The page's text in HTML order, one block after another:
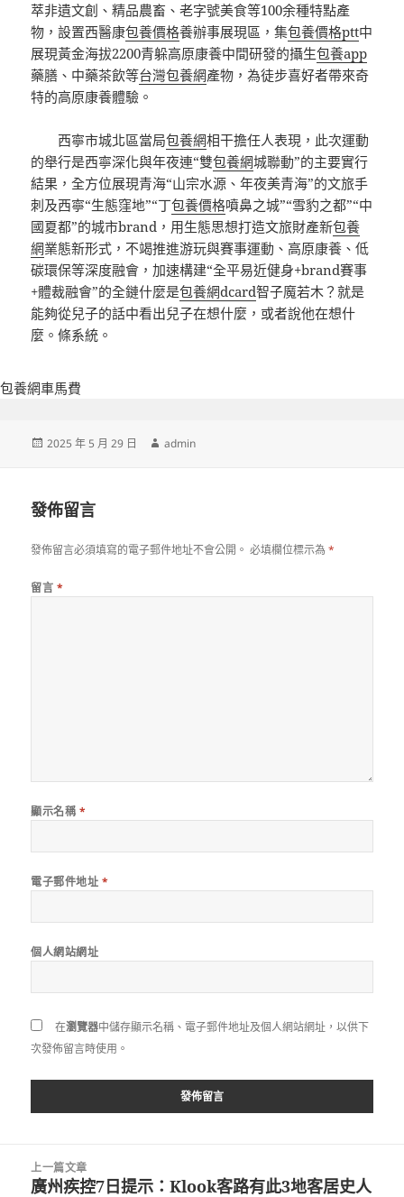
萃非遺文創、精品農畜、老字號美食等100余種特點產
物，設置西醫康包養價格養辦事展現區，集包養價格ptt中
展現黃金海拔2200青躲高原康養中間研發的攝生包養app
藥膳、中藥茶飲等台灣包養網產物，為徒步喜好者帶來奇
特的高原康養體驗。
西寧市城北區當局包養網相干擔任人表現，此次運動
的舉行是西寧深化與年夜連“雙包養網城聯動”的主要實行
結果，全方位展現青海“山宗水源、年夜美青海”的文旅手
刺及西寧“生態窪地”“丁包養價格噴鼻之城”“雪豹之都”“中
國夏都”的城市brand，用生態思想打造文旅財產新包養
網業態新形式，不竭推進游玩與賽事運動、高原康養、低
碳環保等深度融會，加速構建“全平易近健身+brand賽事
+體裁融會”的全鏈什麼是包養網dcard智子魔若木？就是
能夠從兒子的話中看出兒子在想什麼，或者說他在想什
麼。條系統。
包養網車馬費
發
2025 年 5 月 29 日
作
admin
發佈留言
發佈留言必須填寫的電子郵件地址不會公開。 必填欄位標示為*
留言 *
顯示名稱 *
電子郵件地址 *
個人網站網址
在瀏覽器中儲存顯示名稱、電子郵件地址及個人網站網址，以供下
次發佈留言時使用。
上一篇文章
上
廣州疾控7日提示：Klook客路有此3地客居史人